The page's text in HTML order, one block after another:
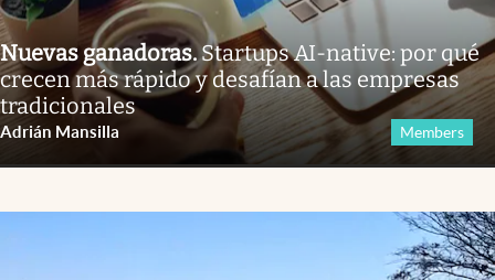
Nuevas ganadoras.Startups AI-native: por qué
crecen más rápido y desafían a las empresas
tradicionales
Adrián Mansilla Members